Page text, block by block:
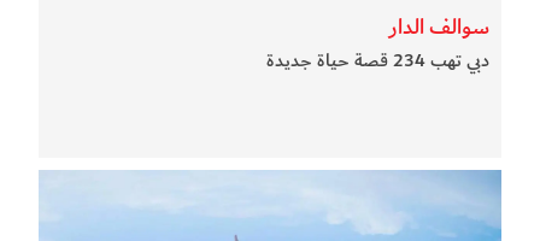
سوالف الدار
دبي تهب 234 قصة حياة جديدة